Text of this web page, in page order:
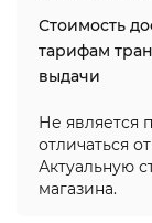
Стоимость
тарифам
выдачи
Не является
отличаться
Актуальную
магазина.